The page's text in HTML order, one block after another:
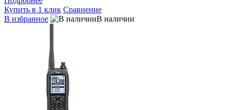
Купить в 1 клик Сравнение
В избранное
В наличии